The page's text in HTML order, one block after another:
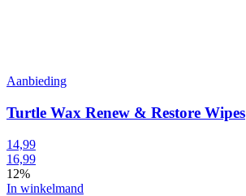
Aanbieding
Turtle Wax Renew & Restore Wipes
14,99
16,99
12%
In winkelmand